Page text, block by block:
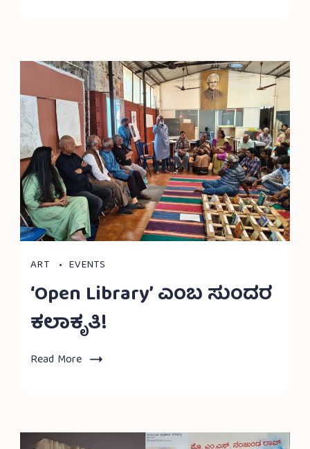
ART EVENTS
‘Open Library’ ಎಂಬ ಸುಂದರ
ಕಲಾಕೃತಿ!
Read More